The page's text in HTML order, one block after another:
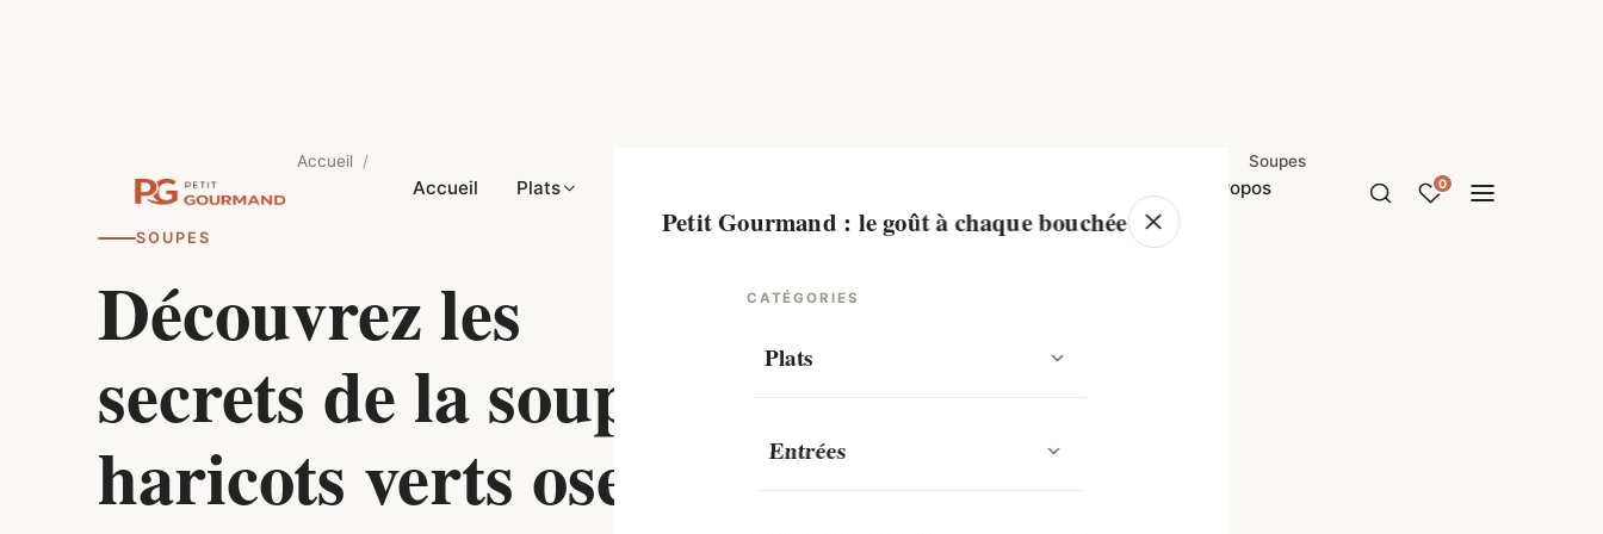
Accueil Plats À propos 0
Petit Gourmand : le goût à chaque bouchée
CATÉGORIES
Plats
Bœuf
Entrées
Accueil Soupes
SOUPES
Découvrez les
secrets de la soupe
haricots verts oseille